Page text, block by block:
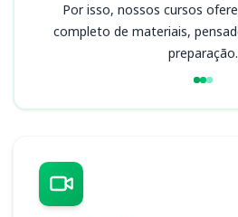
Por isso, nossos cursos
completo de materiais,
preparação.